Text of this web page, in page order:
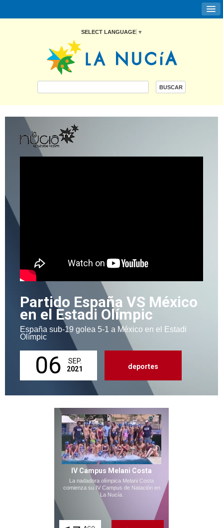
SELECT LANGUAGE ▼
Partido España VS México
en el Estadi Olímpic
España sub-19 golea 5-1 a México en el Estadi
Olímpic
06
SEP.
2021
deportes
IV Campus Melani Costa
La nadadora olímpica Melani Costa
comienza su IV Campus de Natación en
La Nucía.